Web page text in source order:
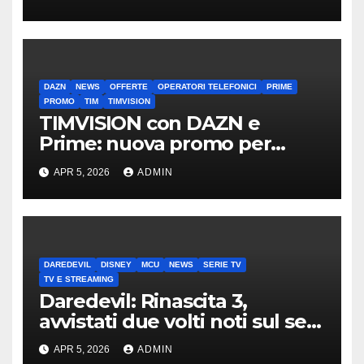
DAZN NEWS OFFERTE OPERATORI TELEFONICI
PRIME
PROMO
TIM TIMVISION
TIMVISION con DAZN e
Prime: nuova promo per
clienti TIM
APR 5, 2026 ADMIN
DAREDEVIL DISNEY MCU NEWS
SERIE TV
TV E STREAMING
Daredevil: Rinascita 3,
avvistati due volti noti sul set
di New York
APR 5, 2026 ADMIN